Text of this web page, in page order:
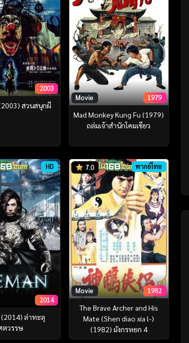
2003
สวนสนุกผี
Movie 1979
Mad Monkey Kung Fu (1979)
ถล่มเจ้าสำนักโคมเขียว
HD
2014
(2014) ล่าทะลุ
ตวรรษ
7.0 พากย์ไทย
Movie 1982
The Brave Archer and His
Mate (Shen diao xia l-)
(1982) มังกรหยก 4